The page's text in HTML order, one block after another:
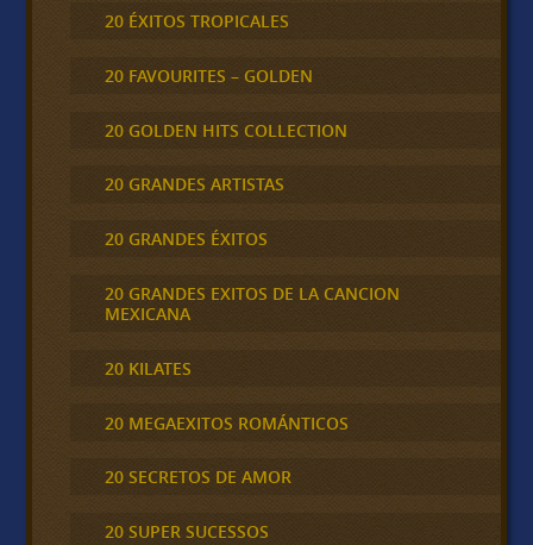
20 ÉXITOS TROPICALES
20 FAVOURITES – GOLDEN
20 GOLDEN HITS COLLECTION
20 GRANDES ARTISTAS
20 GRANDES ÉXITOS
20 GRANDES EXITOS DE LA CANCION
MEXICANA
20 KILATES
20 MEGAEXITOS ROMÁNTICOS
20 SECRETOS DE AMOR
20 SUPER SUCESSOS